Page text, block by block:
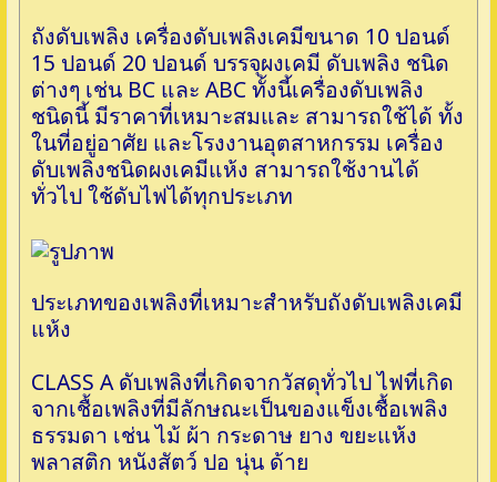
ถังดับเพลิง เครื่องดับเพลิงเคมีขนาด 10 ปอนด์
15 ปอนด์ 20 ปอนด์ บรรจุผงเคมี ดับเพลิง ชนิด
ต่างๆ เช่น BC และ ABC ทั้งนี้เครื่องดับเพลิง
ชนิดนี้ มีราคาที่เหมาะสมและ สามารถใช้ได้ ทั้ง
ในที่อยู่อาศัย และโรงงานอุตสาหกรรม เครื่อง
ดับเพลิงชนิดผงเคมีแห้ง สามารถใช้งานได้
ทั่วไป ใช้ดับไฟได้ทุกประเภท
ประเภทของเพลิงที่เหมาะสำหรับถังดับเพลิงเคมี
แห้ง
CLASS A ดับเพลิงที่เกิดจากวัสดุทั่วไป ไฟที่เกิด
จากเชื้อเพลิงที่มีลักษณะเป็นของแข็งเชื้อเพลิง
ธรรมดา เช่น ไม้ ผ้า กระดาษ ยาง ขยะแห้ง
พลาสติก หนังสัตว์ ปอ นุ่น ด้าย